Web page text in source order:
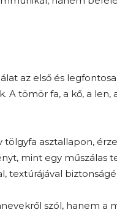
az első és
tömör fa, a kő, a
tölgyfa asztallapon,
mint egy műszálas
textúrájával
szól, hanem a